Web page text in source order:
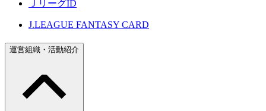
ＪリーグID
J.LEAGUE FANTASY CARD
運営組織・活動紹介